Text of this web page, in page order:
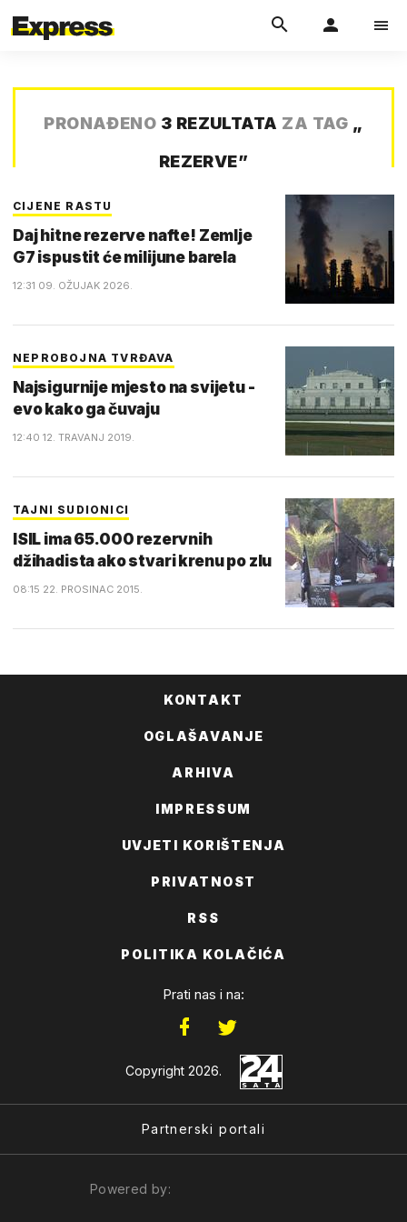
PRONAĐENO 3 REZULTATA ZA TAG „
REZERVE”
CIJENE RASTU
Daj hitne rezerve nafte! Zemlje
G7 ispustit će milijune barela
12:31 09. OŽUJAK 2026.
NEPROBOJNA TVRĐAVA
Najsigurnije mjesto na svijetu -
evo kako ga čuvaju
12:40 12. TRAVANJ 2019.
TAJNI SUDIONICI
ISIL ima 65.000 rezervnih
džihadista ako stvari krenu po zlu
08:15 22. PROSINAC 2015.
KONTAKT
OGLAŠAVANJE
ARHIVA
IMPRESSUM
UVJETI KORIŠTENJA
PRIVATNOST
RSS
POLITIKA KOLAČIĆA
Prati nas i na:
Copyright 2026.
Partnerski portali
Powered by: